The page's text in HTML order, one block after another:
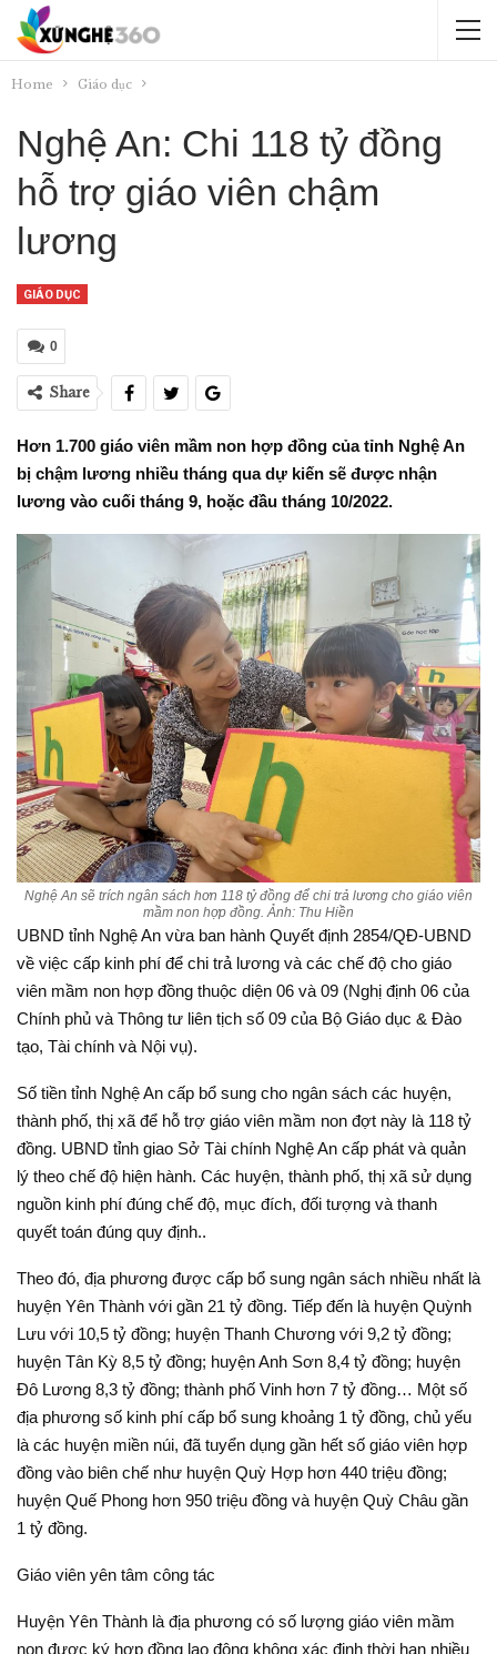
Home Giáo dục
Nghệ An: Chi 118 tỷ đồng
hỗ trợ giáo viên chậm
lương
GIÁO DỤC
0
Share
Hơn 1.700 giáo viên mầm non hợp đồng của tỉnh Nghệ An
bị chậm lương nhiều tháng qua dự kiến sẽ được nhận
lương vào cuối tháng 9, hoặc đầu tháng 10/2022.
Nghệ An sẽ trích ngân sách hơn 118 tỷ đồng để chi trả lương cho giáo viên
mầm non hợp đồng. Ảnh: Thu Hiền
UBND tỉnh Nghệ An vừa ban hành Quyết định 2854/QĐ-UBND
về việc cấp kinh phí để chi trả lương và các chế độ cho giáo
viên mầm non hợp đồng thuộc diện 06 và 09 (Nghị định 06 của
Chính phủ và Thông tư liên tịch số 09 của Bộ Giáo dục & Đào
tạo, Tài chính và Nội vụ).
Số tiền tỉnh Nghệ An cấp bổ sung cho ngân sách các huyện,
thành phố, thị xã để hỗ trợ giáo viên mầm non đợt này là 118 tỷ
đồng. UBND tỉnh giao Sở Tài chính Nghệ An cấp phát và quản
lý theo chế độ hiện hành. Các huyện, thành phố, thị xã sử dụng
nguồn kinh phí đúng chế độ, mục đích, đối tượng và thanh
quyết toán đúng quy định..
Theo đó, địa phương được cấp bổ sung ngân sách nhiều nhất là
huyện Yên Thành với gần 21 tỷ đồng. Tiếp đến là huyện Quỳnh
Lưu với 10,5 tỷ đồng; huyện Thanh Chương với 9,2 tỷ đồng;
huyện Tân Kỳ 8,5 tỷ đồng; huyện Anh Sơn 8,4 tỷ đồng; huyện
Đô Lương 8,3 tỷ đồng; thành phố Vinh hơn 7 tỷ đồng… Một số
địa phương số kinh phí cấp bổ sung khoảng 1 tỷ đồng, chủ yếu
là các huyện miền núi, đã tuyển dụng gần hết số giáo viên hợp
đồng vào biên chế như huyện Quỳ Hợp hơn 440 triệu đồng;
huyện Quế Phong hơn 950 triệu đồng và huyện Quỳ Châu gần
1 tỷ đồng.
Giáo viên yên tâm công tác
Huyện Yên Thành là địa phương có số lượng giáo viên mầm
non được ký hợp đồng lao động không xác định thời hạn nhiều